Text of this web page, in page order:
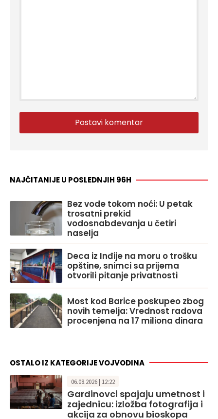
NAJČITANIJE U POSLEDNJIH 96H
Bez vode tokom noći: U petak
trosatni prekid
vodosnabdevanja u četiri
naselja
Deca iz Inđije na moru o trošku
opštine, snimci sa prijema
otvorili pitanje privatnosti
Most kod Barice poskupeo zbog
novih temelja: Vrednost radova
procenjena na 17 miliona dinara
OSTALO IZ KATEGORIJE VOJVODINA
06.08.2026 | 12:22
Gardinovci spajaju umetnost i
zajednicu: izložba fotografija i
akcija za obnovu bioskopa